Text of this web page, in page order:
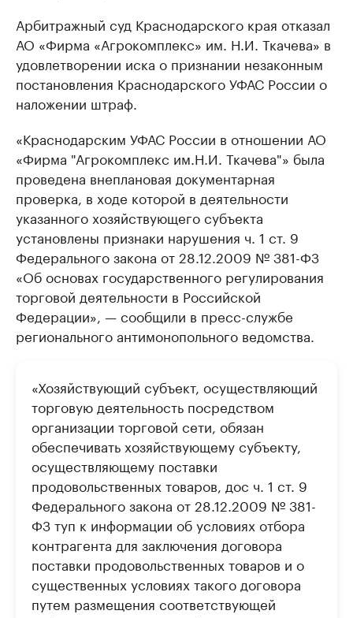
Арбитражный суд Краснодарского края отказал
АО «Фирма «Агрокомплекс» им. Н.И. Ткачева» в
удовлетворении иска о признании незаконным
постановления Краснодарского УФАС России о
наложении штраф.
«Краснодарским УФАС России в отношении АО
«Фирма "Агрокомплекс им.Н.И. Ткачева"» была
проведена внеплановая документарная
проверка, в ходе которой в деятельности
указанного хозяйствующего субъекта
установлены признаки нарушения ч. 1 ст. 9
Федерального закона от 28.12.2009 № 381-ФЗ
«Об основах государственного регулирования
торговой деятельности в Российской
Федерации», — сообщили в пресс-службе
регионального антимонопольного ведомства.
«Хозяйствующий субъект, осуществляющий
торговую деятельность посредством
организации торговой сети, обязан
обеспечивать хозяйствующему субъекту,
осуществляющему поставки
продовольственных товаров, дос ч. 1 ст. 9
Федерального закона от 28.12.2009 № 381-
ФЗ туп к информации об условиях отбора
контрагента для заключения договора
поставки продовольственных товаров и о
существенных условиях такого договора
путем размещения соответствующей